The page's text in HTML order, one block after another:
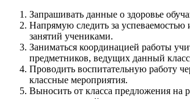
Запрашивать данные о здоровье
Напрямую следить за
занятий учениками.
Заниматься координацией работы
предметников, ведущих данный
Проводить воспитательную работу
классные мероприятия.
Выносить от класса предложения на